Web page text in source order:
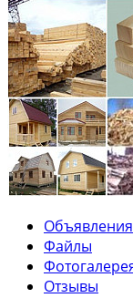
Объявления
Файлы
Отзывы